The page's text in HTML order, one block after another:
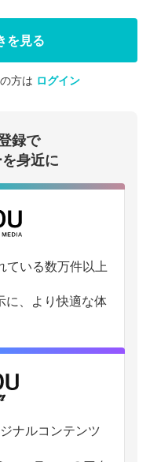
を見る
方は ログイン
録で
身近に
ている数万件以上
に、より快適な体
ナルコンテンツ